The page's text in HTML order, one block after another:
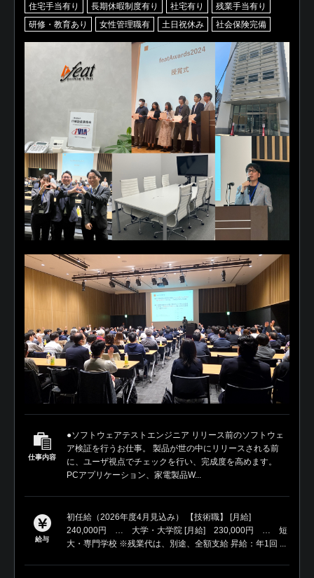
住宅手当有り
長期休暇制度有り 社宅有り
残業手当有り
研修・教育あり
女性管理職有 土日祝休み 社会保険完備
仕事内容
●ソフトウェアテストエンジニア リリース前のソフトウェ
ア検証を行うお仕事。 製品が世の中にリリースされる前
に、ユーザ視点でチェックを行い、完成度を高めます。
PCアプリケーション、家電製品W...
給与
初任給（2026年度4月見込み） 【技術職】 [月給]
240,000円 … 大学・大学院 [月給] 230,000円 … 短
大・専門学校 ※残業代は、別途、全額支給 昇給：年1回 ...